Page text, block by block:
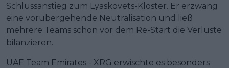
Schlussanstieg zum Lyaskovets-Kloster. Er erzwang
eine vorübergehende Neutralisation und ließ
mehrere Teams schon vor dem Re-Start die Verluste
bilanzieren.
UAE Team Emirates - XRG erwischte es besonders